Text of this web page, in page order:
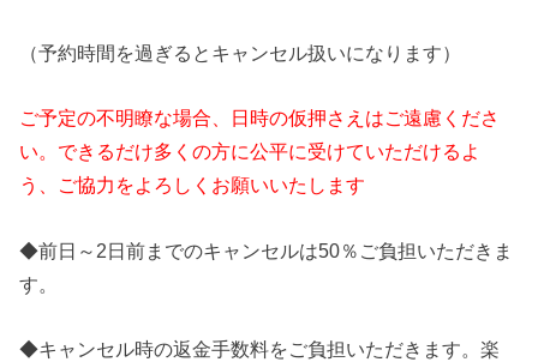
（予約時間を過ぎるとキャンセル扱いになります）
ご予定の不明瞭な場合、日時の仮押さえはご遠慮くださ
い。できるだけ多くの方に公平に受けていただけるよ
う、ご協力をよろしくお願いいたします
◆前日～2日前までのキャンセルは50％ご負担いただきま
す。
◆キャンセル時の返金手数料をご負担いただきます。楽